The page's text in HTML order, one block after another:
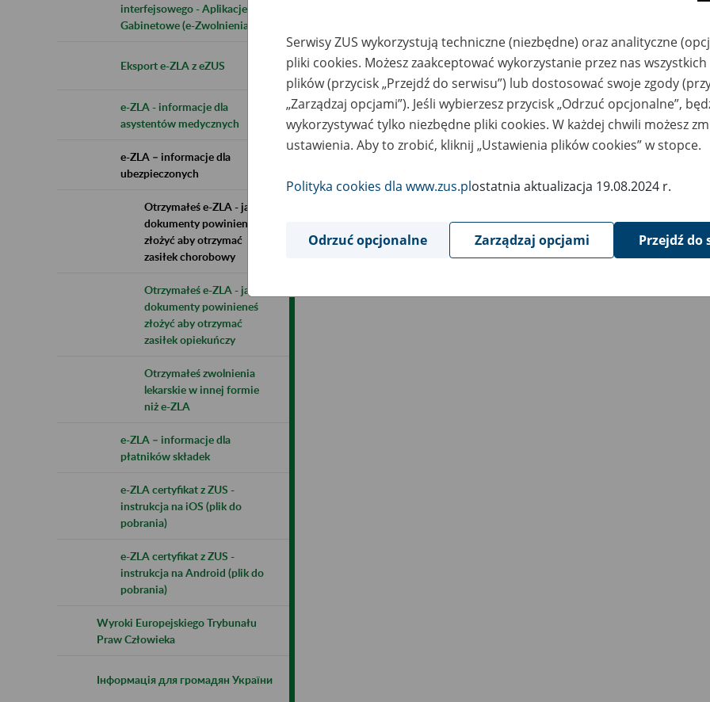
interfejsowego - Aplikacje
Gabinetowe (e-Zwolnienia)
Eksport e-ZLA z eZUS
e-ZLA - informacje dla
asystentów medycznych
e-ZLA – informacje dla
ubezpieczonych
Otrzymałeś e-ZLA - jakie
dokumenty powinieneś
złożyć aby otrzymać
zasiłek chorobowy
Otrzymałeś e-ZLA - jakie
dokumenty powinieneś
złożyć aby otrzymać
zasiłek opiekuńczy
Otrzymałeś zwolnienia
lekarskie w innej formie
niż e-ZLA
e-ZLA – informacje dla
płatników składek
e-ZLA certyfikat z ZUS -
instrukcja na iOS (plik do
pobrania)
e-ZLA certyfikat z ZUS -
instrukcja na Android (plik do
pobrania)
Wyroki Europejskiego Trybunału
Praw Człowieka
Інформація для громадян України
Serwisy ZUS wykorzystują techniczne (niezbędne) oraz analityczne
pliki cookies. Możesz zaakceptować wykorzystanie przez nas
plików (przycisk „Przejdź do serwisu”) lub dostosować swoje zgody
„Zarządzaj opcjami”). Jeśli wybierzesz przycisk „Odrzuć opcjonalne”,
wykorzystywać tylko niezbędne pliki cookies. W każdej chwili możesz
ustawienia. Aby to zrobić, kliknij „Ustawienia plików cookies” w stopce.
Polityka cookies dla www.zus.plostatnia aktualizacja 19.08.2024 r.
Odrzuć opcjonalne Zarządzaj opcjami Przejdź do